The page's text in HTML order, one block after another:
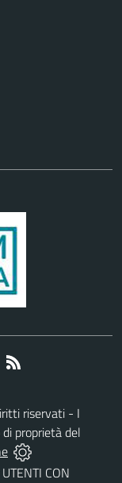
riservati - I
proprietà del
CON